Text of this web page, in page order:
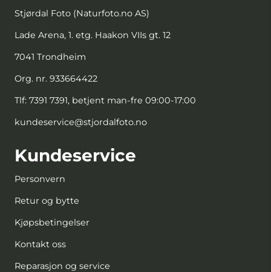
Stjørdal Foto (Naturfoto.no AS)
Lade Arena, 1. etg. Haakon VIIs gt. 12
7041 Trondheim
Org. nr. 933664422
Tlf: 7391 7391, betjent man-fre 09:00-17:00
kundeservice@stjordalfoto.no
Kundeservice
Personvern
Retur og bytte
Kjøpsbetingelser
Kontakt oss
Reparasjon og service